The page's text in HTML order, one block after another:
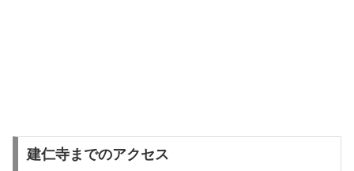
建仁寺までのアクセス